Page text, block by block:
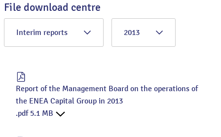
File download centre
Interim reports 2013
Report of the Management Board on the operations of
the ENEA Capital Group in 2013
.pdf 5.1 MB